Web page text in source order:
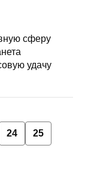
сферу
удачу
24 25